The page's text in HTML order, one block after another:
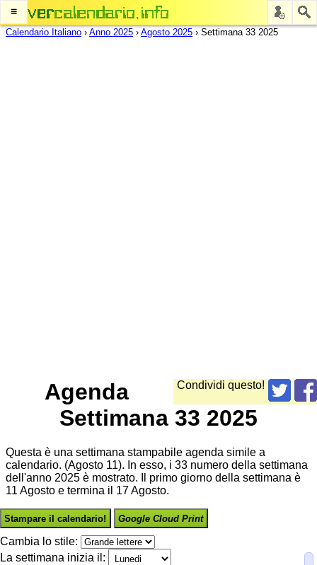
≡
Calendario Italiano › Anno 2025 › Agosto 2025 › Settimana 33 2025
Condividi questo!
Agenda
Settimana 33 2025
Questa è una settimana stampabile agenda simile a
calendario. (Agosto 11). In esso, i 33 numero della settimana
dell'anno 2025 è mostrato. Il primo giorno della settimana è
11 Agosto e termina il 17 Agosto.
Stampare il calendario! Google Cloud Print
Cambia lo stile:
La settimana inizia il: